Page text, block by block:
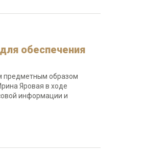
обеспечения
предметным образом
Яровая в ходе
информации и